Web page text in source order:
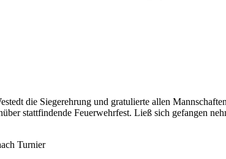
die Siegerehrung und gratulierte allen
stattfindende Feuerwehrfest. Ließ sich gefangen
Turnier